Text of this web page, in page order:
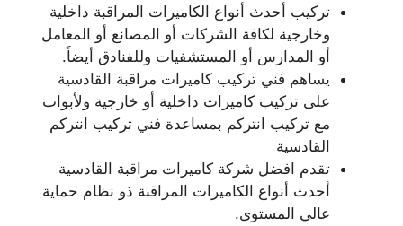
تركيب أحدث أنواع الكاميرات المراقبة داخلية
وخارجية لكافة الشركات أو المصانع أو المعامل
أو المدارس أو المستشفيات وللفنادق أيضاً.
يساهم فني تركيب كاميرات مراقبة القادسية
على تركيب كاميرات داخلية أو خارجية ولأبواب
مع تركيب انتركم بمساعدة فني تركيب انتركم
القادسية
تقدم افضل شركة كاميرات مراقبة القادسية
أحدث أنواع الكاميرات المراقبة ذو نظام حماية
عالي المستوى.